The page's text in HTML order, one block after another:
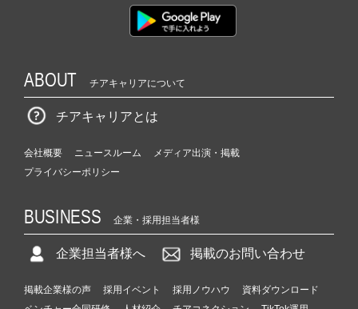
ABOUT チアキャリアについて
チアキャリアとは
会社概要 ニュースルーム
メディア出演・掲載
プライバシーポリシー
BUSINESS 企業・採用担当者様
企業担当者様へ 掲載のお問い合わせ
掲載企業様の声 採用イベント 採用ノウハウ
資料ダウンロード